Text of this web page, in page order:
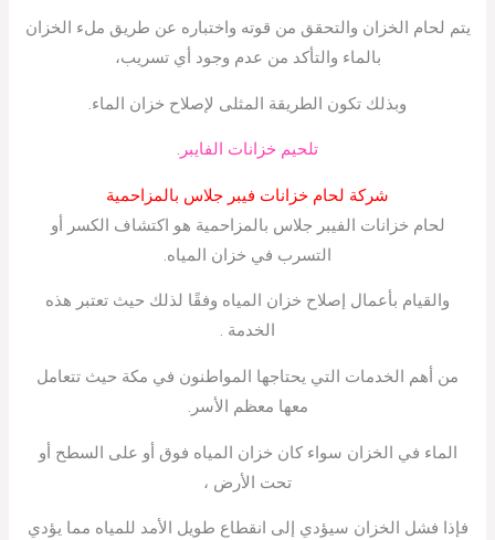
يتم لحام الخزان والتحقق من قوته واختباره عن طريق ملء الخزان
بالماء والتأكد من عدم وجود أي تسريب،
وبذلك تكون الطريقة المثلى لإصلاح خزان الماء.
تلحيم خزانات الفايبر .
شركة لحام خزانات فيبر جلاس بالمزاحمية
لحام خزانات الفيبر جلاس بالمزاحمية هو اكتشاف الكسر أو
التسرب في خزان المياه.
والقيام بأعمال إصلاح خزان المياه وفقًا لذلك حيث تعتبر هذه
الخدمة .
من أهم الخدمات التي يحتاجها المواطنون في مكة حيث تتعامل
معها معظم الأسر.
الماء في الخزان سواء كان خزان المياه فوق أو على السطح أو
تحت الأرض ،
فإذا فشل الخزان سيؤدي إلى انقطاع طويل الأمد للمياه مما يؤدي